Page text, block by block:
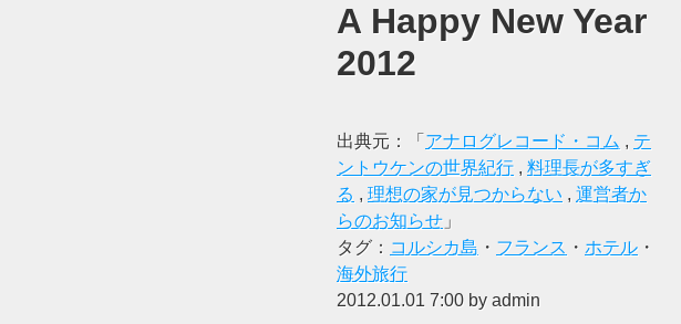
A Happy New Year
2012
出典元：「 アナログレコード・コム , テ
ントウケンの世界紀行 , 料理長が多すぎ
る , 理想の家が見つからない , 運営者か
らのお知らせ 」
タグ： コルシカ島 ・ フランス ・ ホテル ・
海外旅行
2012.01.01 7:00 by admin